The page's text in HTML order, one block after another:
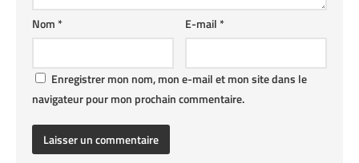
E-mail*
Nom*
Enregistrer mon nom, mon e-mail et mon site dans le
navigateur pour mon prochain commentaire.